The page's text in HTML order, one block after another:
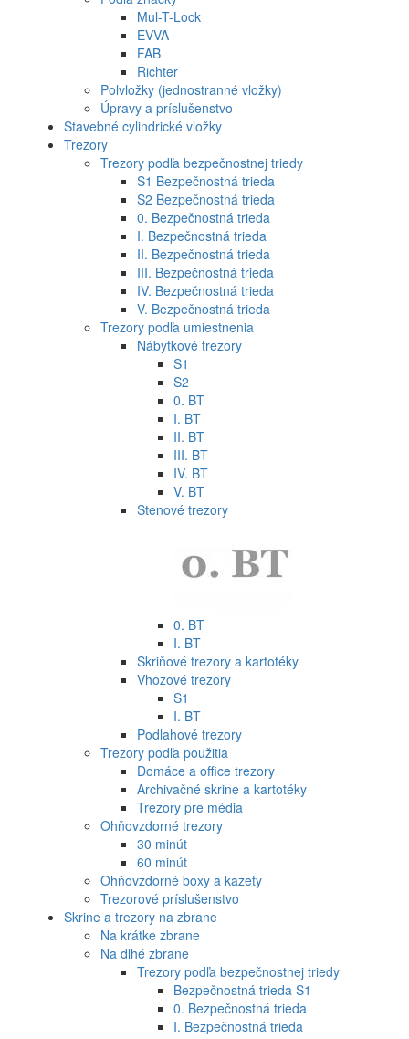
Mul-T-Lock
EVVA
FAB
Richter
Polvložky (jednostranné vložky)
Úpravy a príslušenstvo
Stavebné cylindrické vložky
Trezory
Trezory podľa bezpečnostnej triedy
S1 Bezpečnostná trieda
S2 Bezpečnostná trieda
0. Bezpečnostná trieda
I. Bezpečnostná trieda
II. Bezpečnostná trieda
III. Bezpečnostná trieda
IV. Bezpečnostná trieda
V. Bezpečnostná trieda
Trezory podľa umiestnenia
Nábytkové trezory
S1
S2
0. BT
I. BT
II. BT
III. BT
IV. BT
V. BT
Stenové trezory
0. BT
I. BT
Skriňové trezory a kartotéky
Vhozové trezory
S1
I. BT
Podlahové trezory
Trezory podľa použitia
Domáce a office trezory
Archivačné skrine a kartotéky
Trezory pre média
Ohňovzdorné trezory
30 minút
60 minút
Ohňovzdorné boxy a kazety
Trezorové príslušenstvo
Skrine a trezory na zbrane
Na krátke zbrane
Na dlhé zbrane
Trezory podľa bezpečnostnej triedy
Bezpečnostná trieda S1
0. Bezpečnostná trieda
I. Bezpečnostná trieda